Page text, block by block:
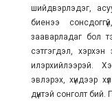
шийдвэрлэдэг,
биенээ
зааварладаг бол
сэтгэгдэл,
илэрхийлээрэй.
эвлэрэх, хүндээр
дүнтэй сонголт бий.